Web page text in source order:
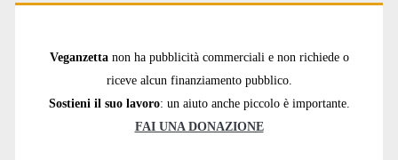
Veganzetta non ha pubblicità commerciali e non richiede o
riceve alcun finanziamento pubblico.
Sostieni il suo lavoro: un aiuto anche piccolo è importante.
FAI UNA DONAZIONE